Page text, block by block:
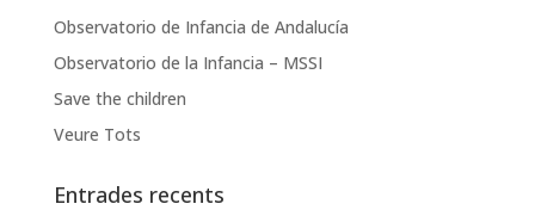
Observatorio de Infancia de Andalucía
Observatorio de la Infancia – MSSI
Save the children
Veure Tots
Entrades recents